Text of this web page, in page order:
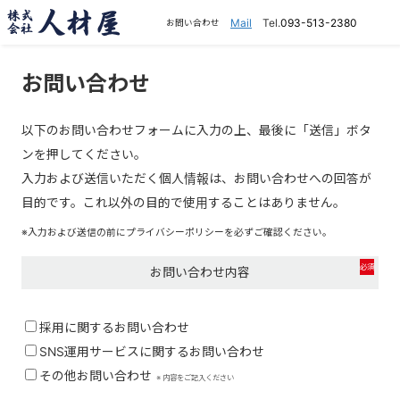
お問い合わせ Mail Tel.093-513-2380
お問い合わせ
以下のお問い合わせフォームに入力の上、最後に「送信」ボタ
ンを押してください。
入力および送信いただく個人情報は、お問い合わせへの回答が
目的です。これ以外の目的で使用することはありません。
※入力および送信の前にプライバシーポリシーを必ずご確認ください。
お問い合わせ内容 必須
採⽤に関するお問い合わせ
SNS運⽤サービスに関するお問い合わせ
その他お問い合わせ ※ 内容をご記入ください